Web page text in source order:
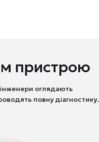
пристрою
інженери оглядають
повну діагностику.